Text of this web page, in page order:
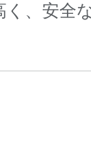
、安全